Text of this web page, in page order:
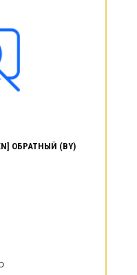
ОБРАТНЫЙ (BY)